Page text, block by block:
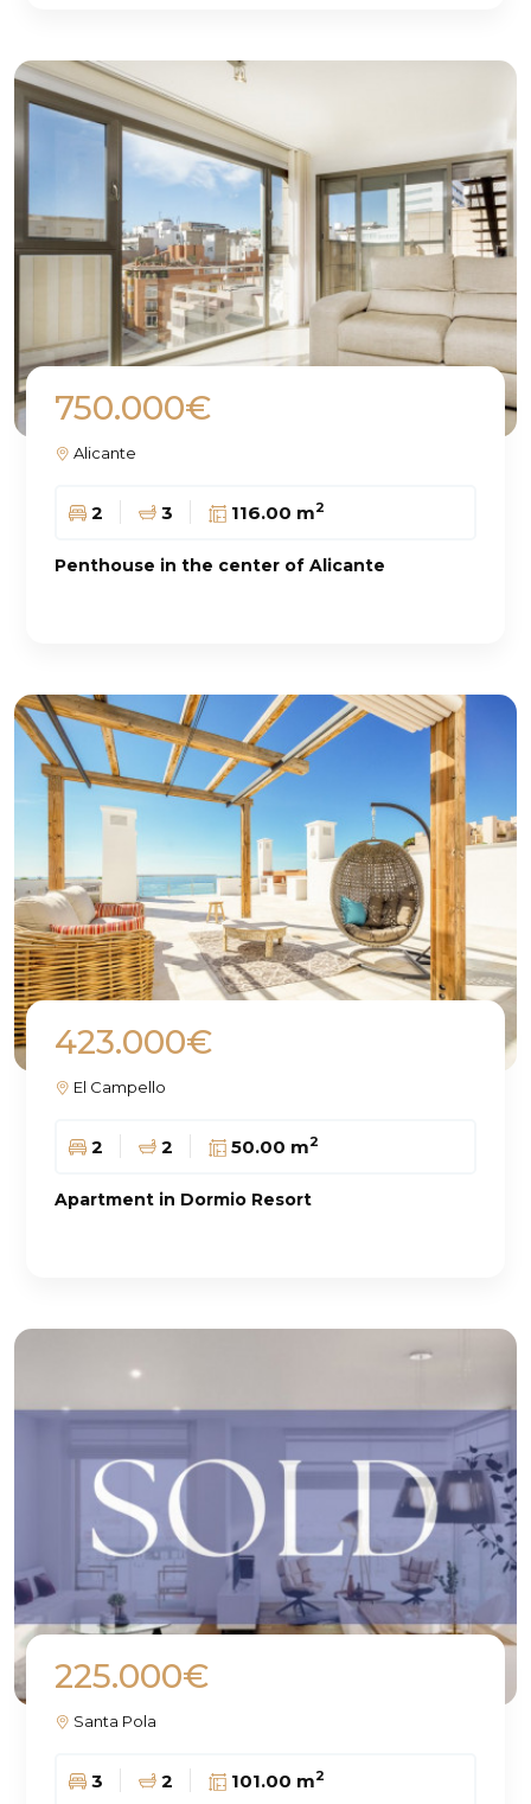
750.000€
Alicante
2 3 116.00 m2
Penthouse in the center of Alicante
423.000€
El Campello
2 2 50.00 m2
Apartment in Dormio Resort
225.000€
Santa Pola
3 2 101.00 m2